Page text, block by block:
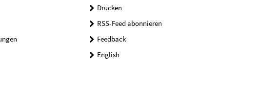
Drucken
RSS-Feed abonnieren
Feedback
English